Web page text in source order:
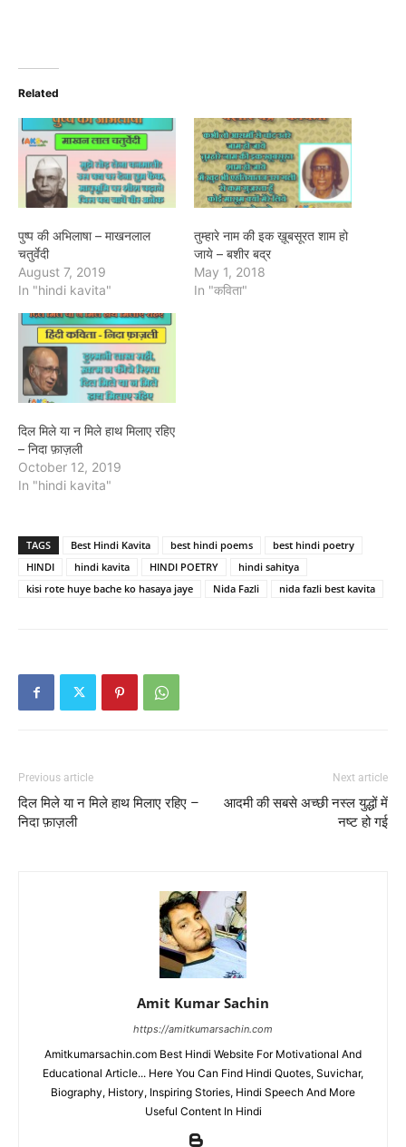
Related
पुष्प की अभिलाषा – माखनलाल
चतुर्वेदी
August 7, 2019
In "hindi kavita"
तुम्हारे नाम की इक ख़ूबसूरत शाम हो
जाये – बशीर बद्र
May 1, 2018
In "कविता"
दिल मिले या न मिले हाथ मिलाए रहिए
– निदा फ़ाज़ली
October 12, 2019
In "hindi kavita"
TAGS Best Hindi Kavita best hindi poems
best hindi poetry
HINDI
hindi kavita HINDI POETRY
hindi sahitya
kisi rote huye bache ko hasaya jaye
Nida Fazli nida fazli best kavita
Previous article
दिल मिले या न मिले हाथ मिलाए रहिए –
निदा फ़ाज़ली
Next article
आदमी की सबसे अच्छी नस्ल युद्धों में
नष्ट हो गई
Amit Kumar Sachin
https://amitkumarsachin.com
Amitkumarsachin.com Best Hindi Website For Motivational And
Educational Article... Here You Can Find Hindi Quotes, Suvichar,
Biography, History, Inspiring Stories, Hindi Speech And More
Useful Content In Hindi